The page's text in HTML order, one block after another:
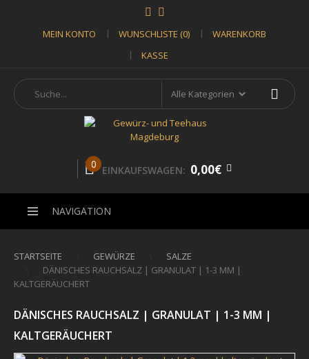
MEIN KONTO WUNSCHLISTE (0)
WARENKORB
KASSE
0 EINKAUFSWAGEN: 0,00€
NAVIGATION
STARTSEITE GEWÜRZE
SALZE
DÄNISCHES RAUCHSALZ | GRANULAT | 1-3 MM |
KALTGERÄUCHERT
DÄNISCHES RAUCHSALZ | GRANULAT | 1-3 MM |
KALTGERÄUCHERT